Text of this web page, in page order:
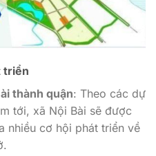
triển
thành quận: Theo các dự
tới, xã Nội Bài sẽ được
nhiều cơ hội phát triển về